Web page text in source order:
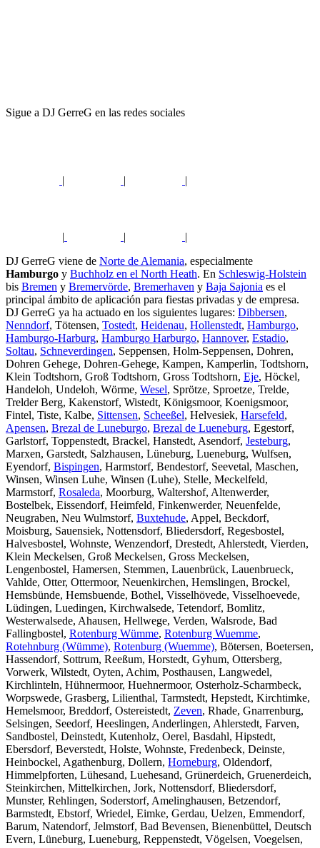
Sigue a DJ GerreG en las redes sociales
| | |
| |
|
DJ GerreG viene de Norte de Alemania, especialmente
Hamburgo y Buchholz en el North Heath. En Schleswig-Holstein
bis Bremen y Bremervörde, Bremerhaven y Baja Sajonia es el
principal ámbito de aplicación para fiestas privadas y de empresa.
DJ GerreG ya ha actuado en los siguientes lugares: Dibbersen,
Nenndorf, Tötensen, Tostedt, Heidenau, Hollenstedt, Hamburgo,
Hamburgo-Harburg, Hamburgo Harburgo, Hannover, Estadio,
Soltau, Schneverdingen, Seppensen, Holm-Seppensen, Dohren,
Dohren Gehege, Dohren-Gehege, Kampen, Kamperlin, Todtshorn,
Klein Todtshorn, Groß Todtshorn, Gross Todtshorn, Eje, Höckel,
Handeloh, Undeloh, Wörme, Wesel, Sprötze, Sproetze, Trelde,
Trelder Berg, Kakenstorf, Wistedt, Königsmoor, Koenigsmoor,
Fintel, Tiste, Kalbe, Sittensen, Scheeßel, Helvesiek, Harsefeld,
Apensen, Brezal de Luneburgo, Brezal de Lueneburg, Egestorf,
Garlstorf, Toppenstedt, Brackel, Hanstedt, Asendorf, Jesteburg,
Marxen, Garstedt, Salzhausen, Lüneburg, Lueneburg, Wulfsen,
Eyendorf, Bispingen, Harmstorf, Bendestorf, Seevetal, Maschen,
Winsen, Winsen Luhe, Winsen (Luhe), Stelle, Meckelfeld,
Marmstorf, Rosaleda, Moorburg, Waltershof, Altenwerder,
Bostelbek, Eissendorf, Heimfeld, Finkenwerder, Neuenfelde,
Neugraben, Neu Wulmstorf, Buxtehude, Appel, Beckdorf,
Moisburg, Sauensiek, Nottensdorf, Bliedersdorf, Regesbostel,
Halvesbostel, Wohnste, Wenzendorf, Drestedt, Ahlerstedt, Vierden,
Klein Meckelsen, Groß Meckelsen, Gross Meckelsen,
Lengenbostel, Hamersen, Stemmen, Lauenbrück, Lauenbrueck,
Vahlde, Otter, Ottermoor, Neuenkirchen, Hemslingen, Brockel,
Hemsbünde, Hemsbuende, Bothel, Visselhövede, Visselhoevede,
Lüdingen, Luedingen, Kirchwalsede, Tetendorf, Bomlitz,
Westerwalsede, Ahausen, Hellwege, Verden, Walsrode, Bad
Fallingbostel, Rotenburg Wümme, Rotenburg Wuemme,
Rotehnburg (Wümme), Rotenburg (Wuemme), Bötersen, Boetersen,
Hassendorf, Sottrum, Reeßum, Horstedt, Gyhum, Ottersberg,
Vorwerk, Wilstedt, Oyten, Achim, Posthausen, Langwedel,
Kirchlinteln, Hühnermoor, Huehnermoor, Osterholz-Scharmbeck,
Worpswede, Grasberg, Lilienthal, Tarmstedt, Hepstedt, Kirchtimke,
Hemelsmoor, Breddorf, Ostereistedt, Zeven, Rhade, Gnarrenburg,
Selsingen, Seedorf, Heeslingen, Anderlingen, Ahlerstedt, Farven,
Sandbostel, Deinstedt, Kutenholz, Oerel, Basdahl, Hipstedt,
Ebersdorf, Beverstedt, Holste, Wohnste, Fredenbeck, Deinste,
Heinbockel, Agathenburg, Dollern, Horneburg, Oldendorf,
Himmelpforten, Lühesand, Luehesand, Grünerdeich, Gruenerdeich,
Steinkirchen, Mittelkirchen, Jork, Nottensdorf, Bliedersdorf,
Munster, Rehlingen, Soderstorf, Amelinghausen, Betzendorf,
Barmstedt, Ebstorf, Wriedel, Eimke, Gerdau, Uelzen, Emmendorf,
Barum, Natendorf, Jelmstorf, Bad Bevensen, Bienenbüttel, Deutsch
Evern, Lüneburg, Lueneburg, Reppenstedt, Vögelsen, Voegelsen,